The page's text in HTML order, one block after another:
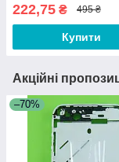
222,75 ₴ 495 ₴
Купити
Акційні
–70%